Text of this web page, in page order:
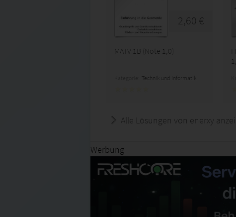
2,60 €
MATV 1B (Note 1,0)
Technik und Informatik
Alle Lösungen von enerxy
Werbung